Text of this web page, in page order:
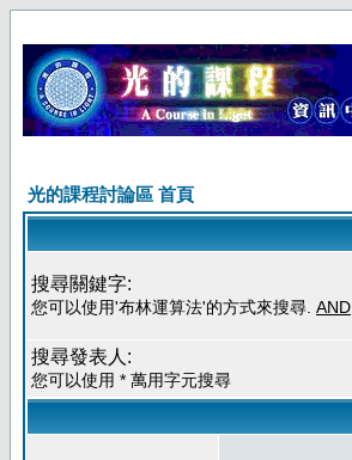
光的課程討論區 首頁
搜尋關鍵字:
您可以使用'布林運算法'的方式來搜尋. AND
搜尋發表人:
您可以使用 * 萬用字元搜尋